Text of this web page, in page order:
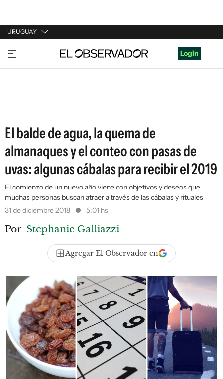
URUGUAY
URUGUAY
ARGENTINA
Login
El balde de agua, la quema de
almanaques y el conteo con pasas de
uvas: algunas cábalas para recibir el 2019
El comienzo de un nuevo año viene con objetivos y deseos que
muchas personas buscan atraer a través de las cábalas y rituales
31 de diciembre 2018
5:01 hs
Por Stephanie Galliazzi
Agregar El Observador en